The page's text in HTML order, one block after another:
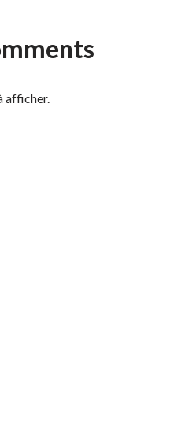
afficher.